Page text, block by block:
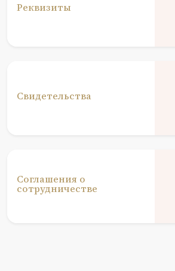
Реквизиты
Свидетельства
Соглашения о
сотрудничестве